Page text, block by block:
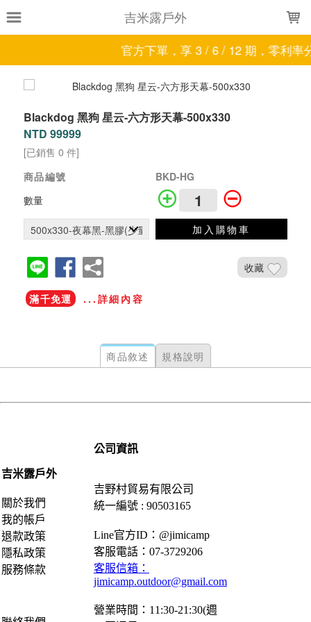
吉米露戶外
官方下單，享 3 / 6 / 12 期，零利率
Blackdog 黑狗 星云-六方形天幕-500x330
NTD 99999
[已銷售 0 件]
商品編號
BKD-HG
數量
加入購物車
收藏
滿千免運 ...詳細內容
商品敘述 規格說明